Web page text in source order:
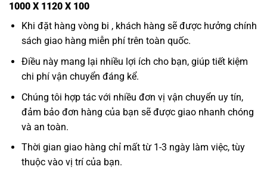
1000 X 1120 X 100
Khi đặt hàng vòng bi , khách hàng sẽ được hưởng chính
sách giao hàng miễn phí trên toàn quốc.
Điều này mang lại nhiều lợi ích cho bạn, giúp tiết kiệm
chi phí vận chuyển đáng kể.
Chúng tôi hợp tác với nhiều đơn vị vận chuyển uy tín,
đảm bảo đơn hàng của bạn sẽ được giao nhanh chóng
và an toàn.
Thời gian giao hàng chỉ mất từ 1-3 ngày làm việc, tùy
thuộc vào vị trí của bạn.